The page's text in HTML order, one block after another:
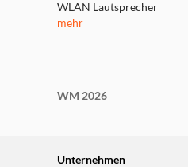
WLAN Lautsprecher
mehr
WM 2026
Unternehmen